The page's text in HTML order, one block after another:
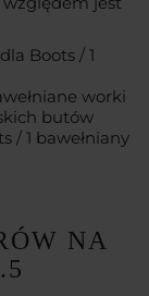
Boots / 1
worki
butów
/ 1 bawełniany
NA